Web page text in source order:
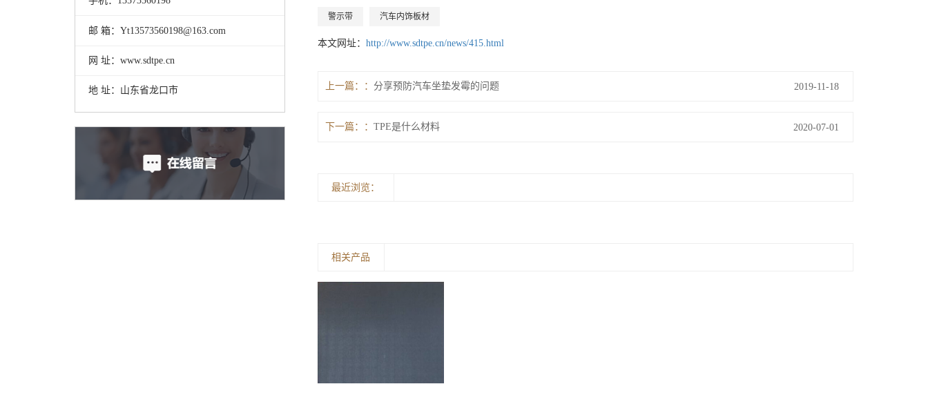
邮 箱：Yt13573560198@163.com
网 址：www.sdtpe.cn
地 址：山东省龙口市
警示带 汽车内饰板材
本文网址： http://www.sdtpe.cn/news/415.html
上一篇： 分享预防汽车坐垫发霉的问题 2019-11-18
下一篇： TPE是什么材料 2020-07-01
最近浏览：
相关产品